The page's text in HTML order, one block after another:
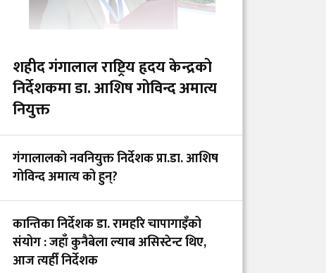
औषधिको गुणस्तरदेखि
प्रदेशस्तरीय संरचना बिना
प्रभावकारी नियमन
असम्भव
इन्टर्न चिकित्सक डिल्लि
हरिजन र सरकारबिच ५
बुँदे सहमति, अनशन अन्त्य
ह्याम्स अस्पताल र
गोकर्णेश्वर
शहीद गंगालाल राष्ट्रिय हृदय केन्द्रको
निर्देशकमा डा. आशिष गोविन्द अमात्य
नियुक्त
गंगालालको नवनियुक्त निर्देशक प्रा.डा. आशिष
गोविन्द अमात्य को हुन्?
कान्तिका निर्देशक डा. रामहरि चापागाइँको
संयोग : जहाँ कुनैबेला ल्याब असिस्टेन्ट थिए,
आज त्यहीँ निर्देशक